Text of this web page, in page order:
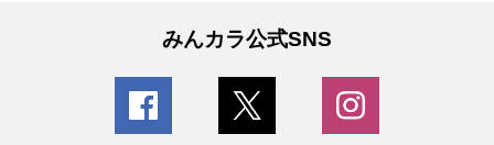
みんカラ公式SNS